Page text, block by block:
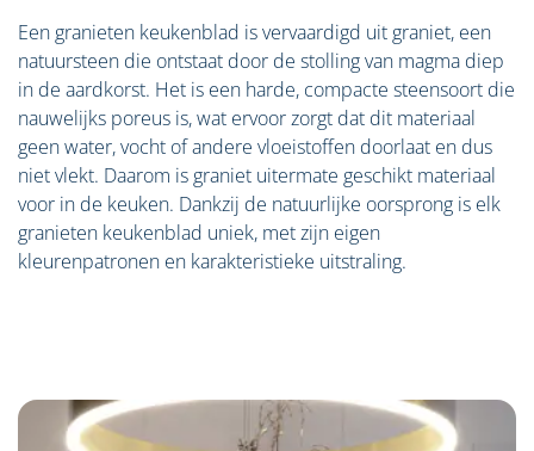
Een granieten keukenblad is vervaardigd uit graniet, een
natuursteen die ontstaat door de stolling van magma diep
in de aardkorst. Het is een harde, compacte steensoort die
nauwelijks poreus is, wat ervoor zorgt dat dit materiaal
geen water, vocht of andere vloeistoffen doorlaat en dus
niet vlekt. Daarom is graniet uitermate geschikt materiaal
voor in de keuken. Dankzij de natuurlijke oorsprong is elk
granieten keukenblad uniek, met zijn eigen
kleurenpatronen en karakteristieke uitstraling.